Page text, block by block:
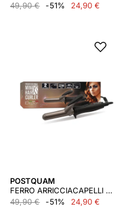
49,90 €
-51% 24,90 €
POSTQUAM
FERRO ARRICCIACAPELLI MINI XS
49,90 €
-51% 24,90 €